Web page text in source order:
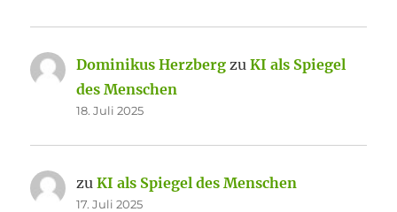
Dominikus Herzberg zuKI als Spiegel
des Menschen
18. Juli 2025
zuKI als Spiegel des Menschen
17. Juli 2025